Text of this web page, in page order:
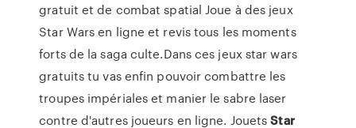
gratuit et de combat spatial Joue à des jeux
Star Wars en ligne et revis tous les moments
forts de la saga culte.Dans ces jeux star wars
gratuits tu vas enfin pouvoir combattre les
troupes impériales et manier le sabre laser
contre d'autres joueurs en ligne. JouetsStar